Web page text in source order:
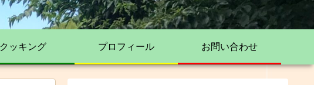
クッキング プロフィール お問い合わせ